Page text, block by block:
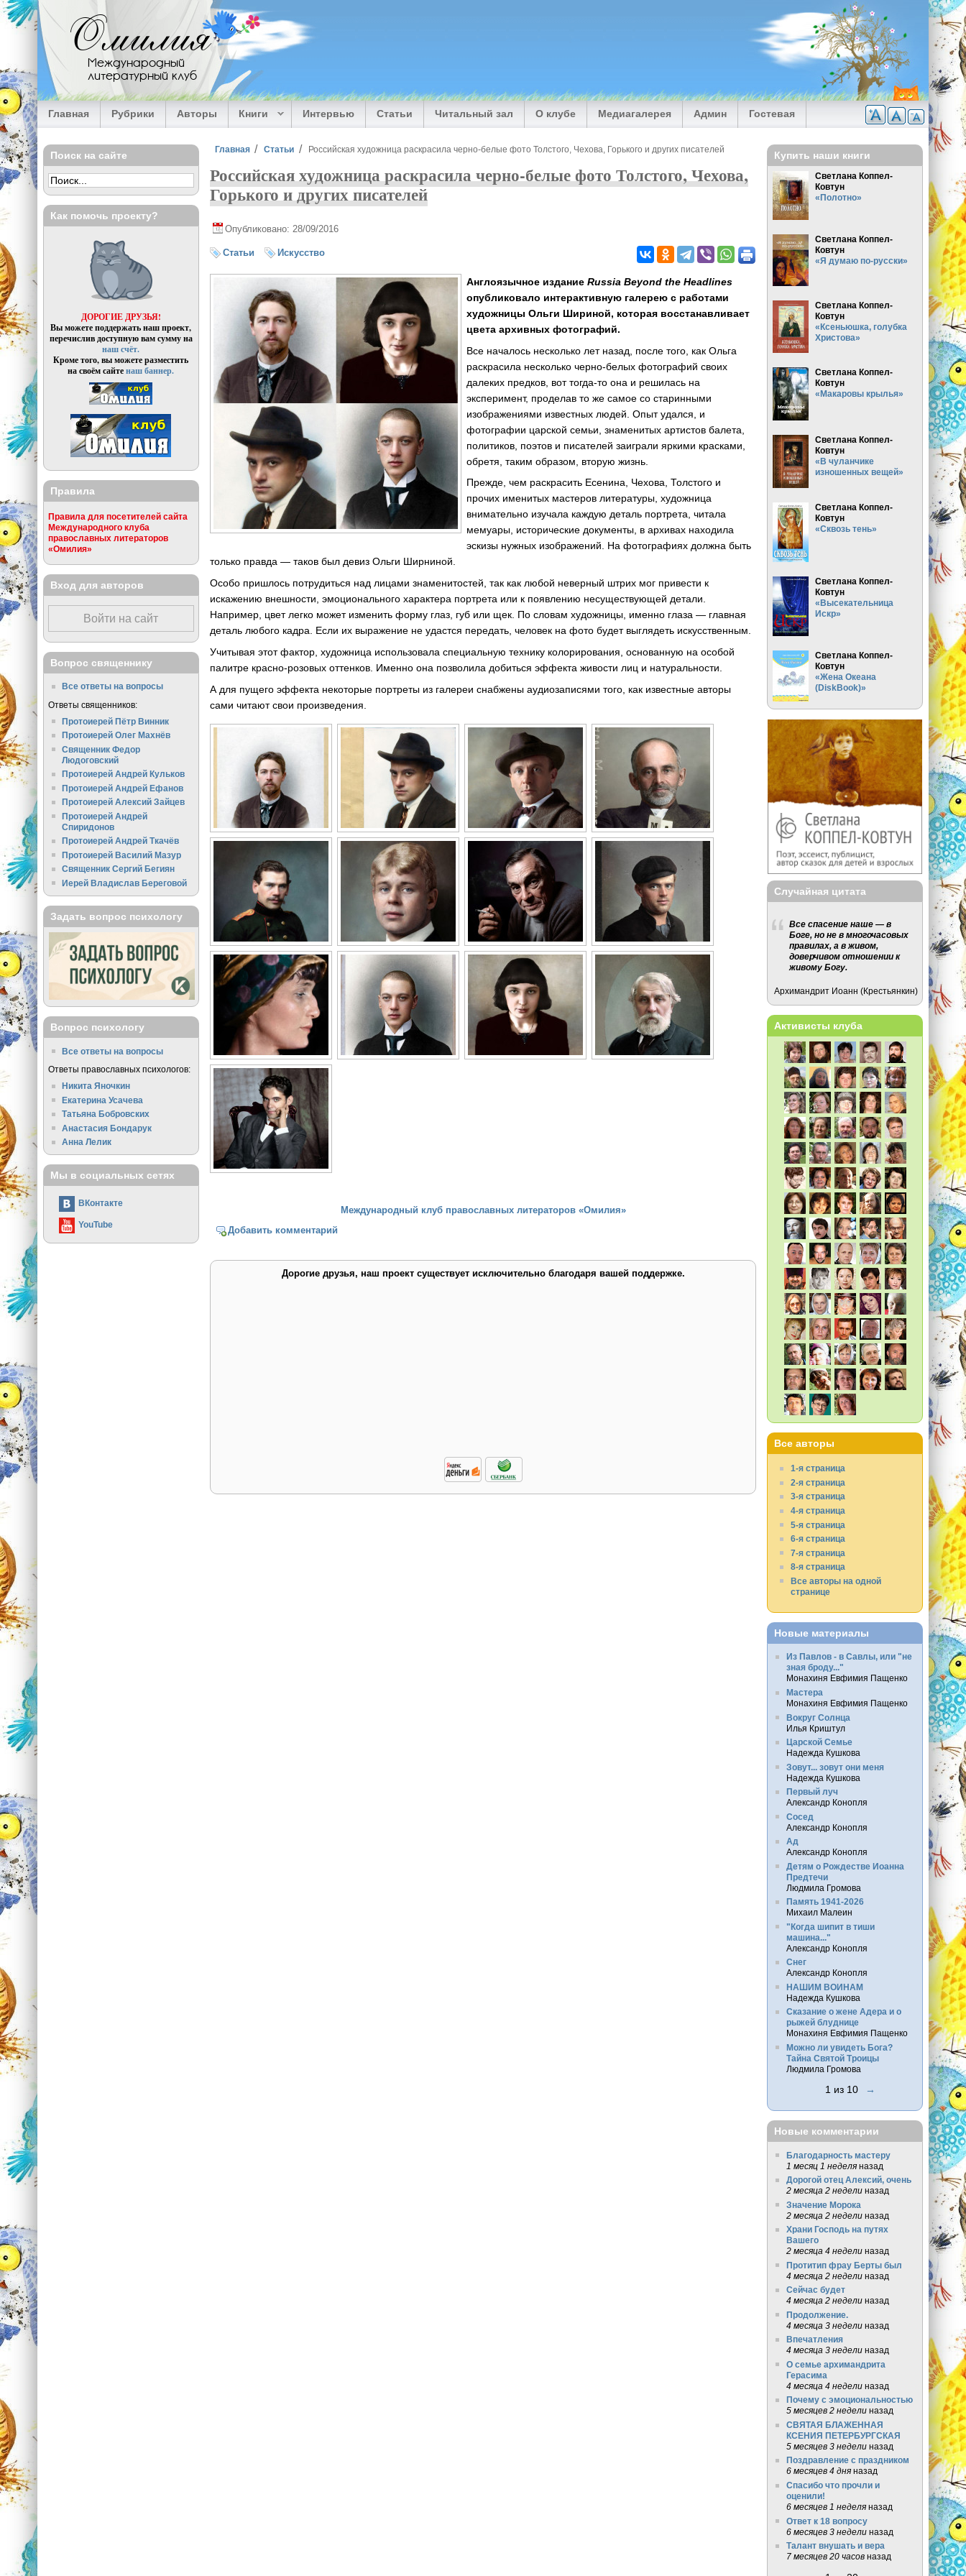
Перейти к основному содержанию
Омилия
Международный
литературный клуб
Главная Рубрики Авторы Книги Интервью Статьи Читальный зал О клубе Медиагалерея Админ Гостевая
Вы здесь
Главная Статьи Российская художница раскрасила черно-белые фото Толстого, Чехова, Горького и других писателей
Российская художница раскрасила черно-белые фото Толстого, Чехова,
Горького и других писателей
Опубликовано: 28/09/2016
Статьи Искусство
Англоязычное изданиеRussia Beyond the Headlines
опубликовало интерактивную галерею с работами
художницы Ольги Шириной, которая восстанавливает
цвета архивных фотографий.
Все началось несколько лет назад, после того, как Ольга
раскрасила несколько черно-белых фотографий своих
далеких предков, вот тогда-то она и решилась на
эксперимент, проделав то же самое со старинными
изображениями известных людей. Опыт удался, и
фотографии царской семьи, знаменитых артистов балета,
политиков, поэтов и писателей заиграли яркими красками,
обретя, таким образом, вторую жизнь.
Прежде, чем раскрасить Есенина, Чехова, Толстого и
прочих именитых мастеров литературы, художница
внимательно изучала каждую деталь портрета, читала
мемуары, исторические документы, в архивах находила
эскизы нужных изображений. На фотографиях должна быть
только правда — таков был девиз Ольги Ширниной.
Особо пришлось потрудиться над лицами знаменитостей, так как любой неверный штрих мог привести к
искажению внешности, эмоционального характера портрета или к появлению несуществующей детали.
Например, цвет легко может изменить форму глаз, губ или щек. По словам художницы, именно глаза — главная
деталь любого кадра. Если их выражение не удастся передать, человек на фото будет выглядеть искусственным.
Учитывая этот фактор, художница использовала специальную технику колорирования, основанную на особой
палитре красно-розовых оттенков. Именно она позволила добиться эффекта живости лиц и натуральности.
А для пущего эффекта некоторые портреты из галереи снабжены аудиозаписями того, как известные авторы
сами читают свои произведения.
Международный клуб православных литераторов «Омилия»
Добавить комментарий
Дорогие друзья, наш проект существует исключительно благодаря вашей поддержке.
Поиск на сайте
Как помочь проекту?
ДОРОГИЕ ДРУЗЬЯ!
Вы можете поддержать наш проект,
перечислив доступную вам сумму на
наш счёт.
Кроме того, вы можете разместить
на своём сайтенаш баннер.
Правила
Правила для посетителей сайта
Международного клуба
православных литераторов
«Омилия»
Вход для авторов
Войти на сайт
Вопрос священнику
Все ответы на вопросы
Ответы священников:
Протоиерей Пётр Винник
Протоиерей Олег Махнёв
Священник Федор
Людоговский
Протоиерей Андрей Кульков
Протоиерей Андрей Ефанов
Протоиерей Алексий Зайцев
Протоиерей Андрей
Спиридонов
Протоиерей Андрей Ткачёв
Протоиерей Василий Мазур
Священник Сергий Бегиян
Иерей Владислав Береговой
Задать вопрос психологу
Вопрос психологу
Все ответы на вопросы
Ответы православных психологов:
Никита Яночкин
Екатерина Усачева
Татьяна Бобровских
Анастасия Бондарук
Анна Лелик
Мы в социальных сетях
ВКонтакте
YouTube
Купить наши книги
Светлана Коппел-
Ковтун
«Полотно»
Светлана Коппел-
Ковтун
«Я думаю по-русски»
Светлана Коппел-
Ковтун
«Ксеньюшка, голубка
Христова»
Светлана Коппел-
Ковтун
«Макаровы крылья»
Светлана Коппел-
Ковтун
«В чуланчике
изношенных вещей»
Светлана Коппел-
Ковтун
«Сквозь тень»
Светлана Коппел-
Ковтун
«Высекательница
Искр»
Светлана Коппел-
Ковтун
«Жена Океана
(DiskBook)»
Случайная цитата
Все спасение наше — в
Боге, но не в многочасовых
правилах, а в живом,
доверчивом отношении к
живому Богу.
Архимандрит Иоанн (Крестьянкин)
Активисты клуба
Все авторы
1-я страница
2-я страница
3-я страница
4-я страница
5-я страница
6-я страница
7-я страница
8-я страница
Все авторы на одной
странице
Новые материалы
Из Павлов - в Савлы, или "не
зная броду..."
Монахиня Евфимия Пащенко
Мастера
Монахиня Евфимия Пащенко
Вокруг Солнца
Илья Криштул
Царской Семье
Надежда Кушкова
Зовут... зовут они меня
Надежда Кушкова
Первый луч
Александр Конопля
Сосед
Александр Конопля
Ад
Александр Конопля
Детям о Рождестве Иоанна
Предтечи
Людмила Громова
Память 1941-2026
Михаил Малеин
"Когда шипит в тиши
машина..."
Александр Конопля
Снег
Александр Конопля
НАШИМ ВОИНАМ
Надежда Кушкова
Сказание о жене Адера и о
рыжей блуднице
Монахиня Евфимия Пащенко
Можно ли увидеть Бога?
Тайна Святой Троицы
Людмила Громова
1 из 10 →
Новые комментарии
Благодарность мастеру
1 месяц 1 неделяназад
Дорогой отец Алексий, очень
2 месяца 2 неделиназад
Значение Морока
2 месяца 2 неделиназад
Храни Господь на путях
Вашего
2 месяца 4 неделиназад
Протитип фрау Берты был
4 месяца 2 неделиназад
Сейчас будет
4 месяца 2 неделиназад
Продолжение.
4 месяца 3 неделиназад
Впечатления
4 месяца 3 неделиназад
О семье архимандрита
Герасима
4 месяца 4 неделиназад
Почему с эмоциональностью
5 месяцев 2 неделиназад
СВЯТАЯ БЛАЖЕННАЯ
КСЕНИЯ ПЕТЕРБУРГСКАЯ
5 месяцев 3 неделиназад
Поздравление с праздником
6 месяцев 4 дняназад
Спасибо что прочли и
оценили!
6 месяцев 1 неделяназад
Ответ к 18 вопросу
6 месяцев 3 неделиназад
Талант внушать и вера
7 месяцев 20 часовназад